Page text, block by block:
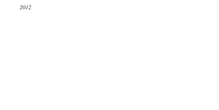
2012